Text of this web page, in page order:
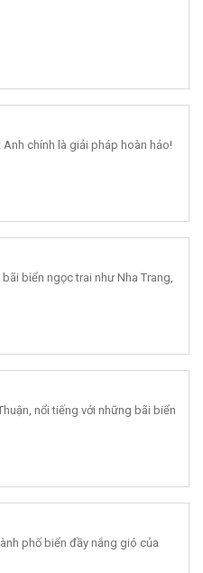
chính là giải pháp hoàn hảo!
biển ngọc trai như Nha Trang,
nổi tiếng với những bãi biển
phố biển đầy nắng gió của